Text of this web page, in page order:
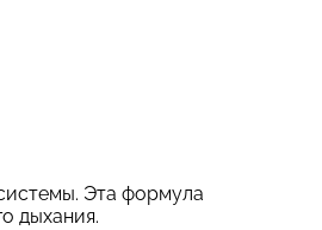
Эта формула
дыхания.